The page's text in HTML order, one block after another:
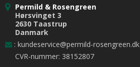
Permild & Rosengreen
Hørsvinget 3
2630 Taastrup
Danmark
: kundeservice@permild-rosengreen.dk
CVR-nummer: 38152807